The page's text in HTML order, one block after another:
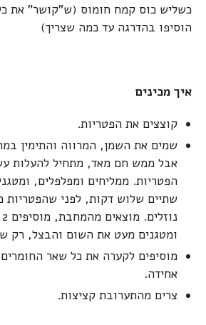
כשליש כוס קמח חומוס (ש"קושר" את
הוסיפו בהדרגה עד כמה שצריך)
איך מכינים
קוצצים את הפטריות.
שמים את השמן, המרווה והתימין
אבל ממש חם מאד, מתחיל להעלות
הפטריות. ממליחים ומפלפלים,
שתיים שלוש דקות, לפני שהפטריות
ומטגנים מעט את השום והבצל, רק
מוסיפים לקערה את כל שאר
אחידה.
צרים מהתערובת קציצות.